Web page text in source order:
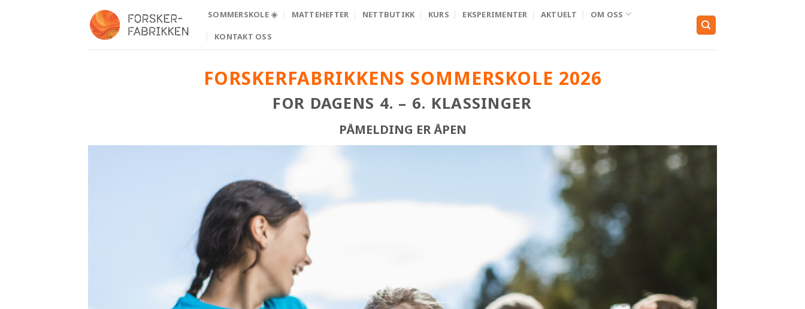
SOMMERSKOLE ☀️ MATTEHEFTER NETTBUTIKK KURS EKSPERIMENTER AKTUELT OM OSS
KONTAKT OSS
FORSKERFABRIKKENS SOMMERSKOLE 2026
FOR DAGENS 4. – 6. KLASSINGER
PÅMELDING ER ÅPEN